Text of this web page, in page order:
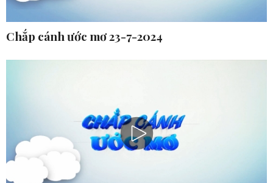
Chắp cánh ước mơ 23-7-2024